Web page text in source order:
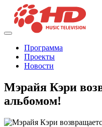
Программа
Проекты
Новости
Мэрайя Кэри
альбомом!